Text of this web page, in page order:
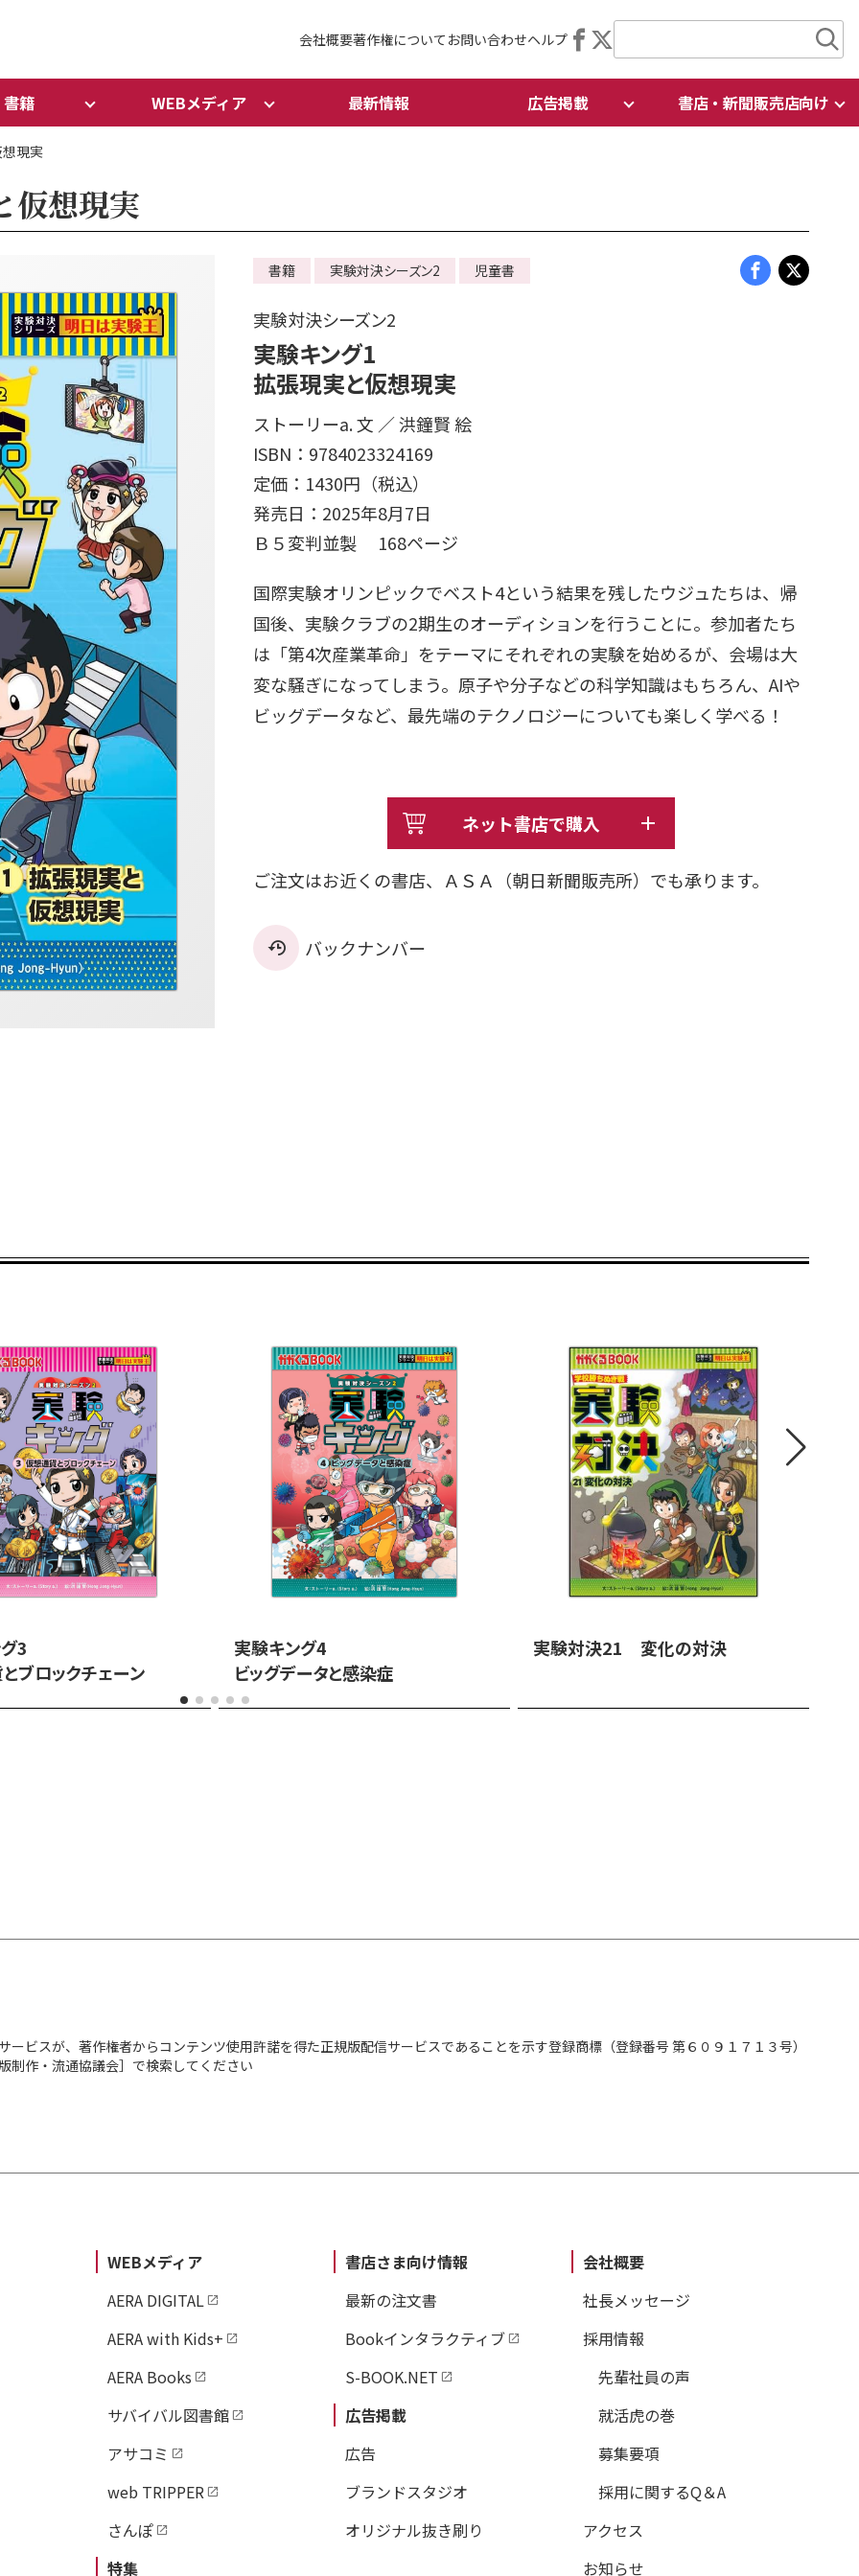
会社概要著作権について お問い合わせヘルプ
書籍 WEBメディア 最新情報 広告掲載 書店・新聞販売店向け
想現実
仮想現実
書籍 実験対決シーズン2 児童書
実験対決シーズン2
実験キング1
拡張現実と仮想現実
ストーリーa. 文 ／ 洪鐘賢 絵
ISBN：9784023324169
定価：1430円（税込）
発売日：2025年8月7日
Ｂ５変判並製 168ページ
国際実験オリンピックでベスト4という結果を残したウジュたちは、帰
国後、実験クラブの2期生のオーディションを行うことに。参加者たち
は「第4次産業革命」をテーマにそれぞれの実験を始めるが、会場は大
変な騒ぎになってしまう。原子や分子などの科学知識はもちろん、AIや
ビッグデータなど、最先端のテクノロジーについても楽しく学べる！
ネット書店で購入
ご注文はお近くの書店、ＡＳＡ（朝日新聞販売所）でも承ります。
バックナンバー
3
ブロックチェーン
実験キング4
ビッグデータと感染症
実験対決21 変化の対決
ビスが、著作権者からコンテンツ使用許諾を得た正規版配信サービスであることを示す登録商標（登録番号 第６０９１７１３号）
制作・流通協議会］で検索してください
WEBメディア
AERA DIGITAL
AERA with Kids+
AERA Books
サバイバル図書館
アサコミ
web TRIPPER
さんぽ
特集
書店さま向け情報
最新の注文書
Bookインタラクティブ
S-BOOK.NET
広告掲載
広告
ブランドスタジオ
オリジナル抜き刷り
会社概要
社長メッセージ
採用情報
先輩社員の声
就活虎の巻
募集要項
採用に関するQ＆A
アクセス
お知らせ